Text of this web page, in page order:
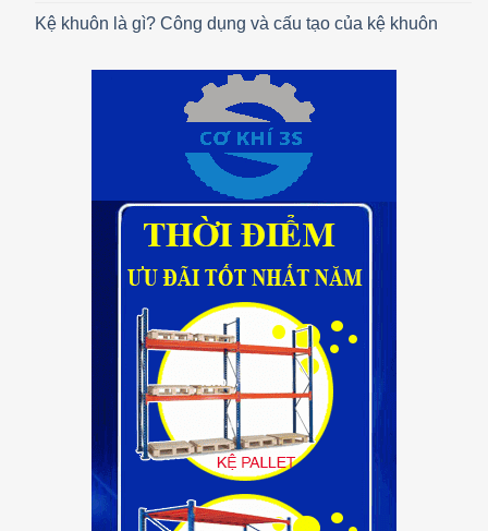
Kệ khuôn là gì? Công dụng và cấu tạo của kệ khuôn